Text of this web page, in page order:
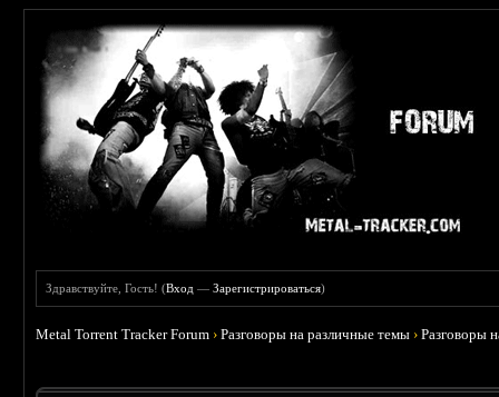
Здравствуйте, Гость! (Вход —Зарегистрироваться)
Metal Torrent Tracker Forum ›Разговоры на различные темы ›Разговоры